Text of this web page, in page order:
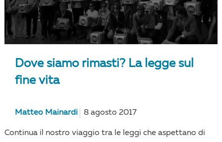
Dove siamo rimasti? La legge sul
fine vita
Matteo Mainardi 8 agosto 2017
Continua il nostro viaggio tra le leggi che aspettano di